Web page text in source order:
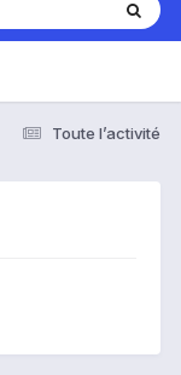
Toute l’activité